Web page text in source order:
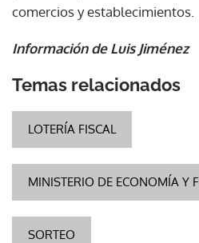
comercios y establecimientos.
Información de Luis Jiménez
Temas relacionados
LOTERÍA FISCAL
MINISTERIO DE ECONOMÍA Y
SORTEO